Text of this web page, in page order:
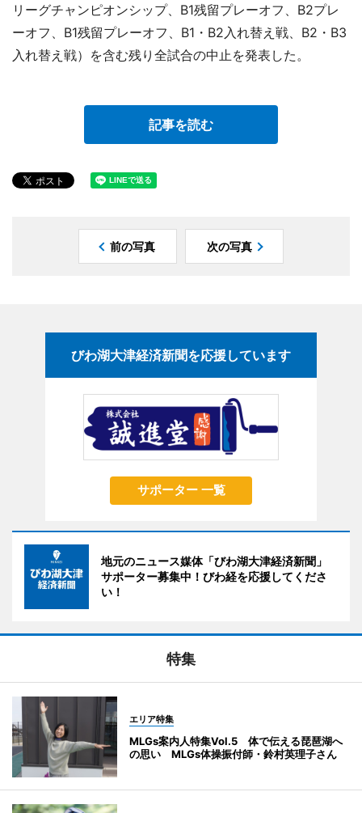
リーグチャンピオンシップ、B1残留プレーオフ、B2プレ
ーオフ、B1残留プレーオフ、B1・B2入れ替え戦、B2・B3
入れ替え戦）を含む残り全試合の中止を発表した。
記事を読む
前の写真 次の写真
びわ湖大津経済新聞を応援しています
サポーター 一覧
地元のニュース媒体「びわ湖大津経済新聞」
サポーター募集中！びわ経を応援してくださ
い！
特集
エリア特集
MLGs案内人特集Vol.5 体で伝える琵琶湖へ
の思い MLGs体操振付師・鈴村英理子さん